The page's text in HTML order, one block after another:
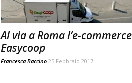
Al via a Roma l’e-
Easycoop
Francesca Baccino 25 Febbraio 2017